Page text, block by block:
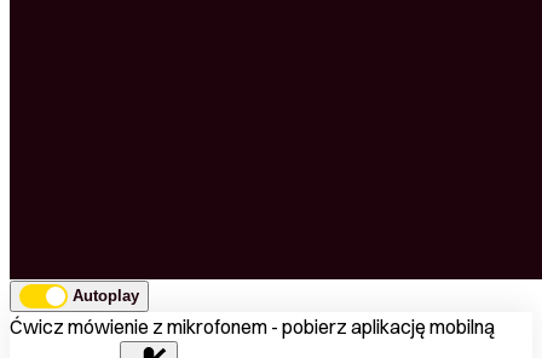
Autoplay
Ćwicz mówienie z mikrofonem - pobierz aplikację mobilną